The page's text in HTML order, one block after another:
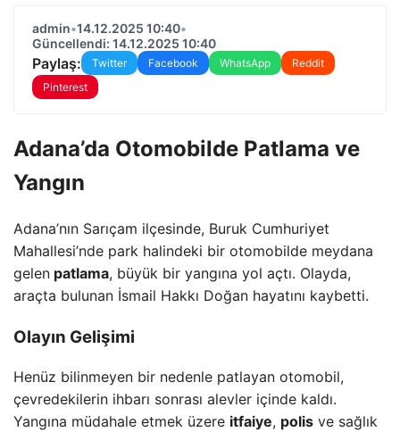
admin•14.12.2025 10:40•
Güncellendi: 14.12.2025 10:40
Paylaş: Twitter Facebook WhatsApp
Reddit
Pinterest
Adana’da Otomobilde Patlama ve
Yangın
Adana’nın Sarıçam ilçesinde, Buruk Cumhuriyet
Mahallesi’nde park halindeki bir otomobilde meydana
gelen patlama, büyük bir yangına yol açtı. Olayda,
araçta bulunan İsmail Hakkı Doğan hayatını kaybetti.
Olayın Gelişimi
Henüz bilinmeyen bir nedenle patlayan otomobil,
çevredekilerin ihbarı sonrası alevler içinde kaldı.
Yangına müdahale etmek üzere itfaiye, polis ve sağlık